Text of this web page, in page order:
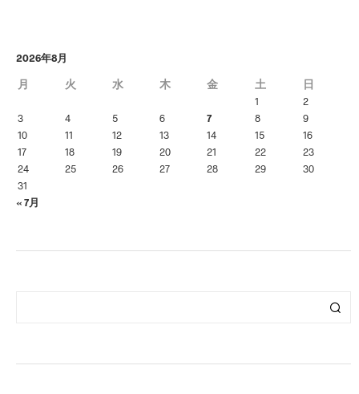
2026年8月
月 火 水 木 金 土 日
1
2
3
4 5 6 7 8
9
10
11 12 13 14 15
16
17
18 19 20 21 22
23
24
25 26 27 28 29
30
31
« 7月